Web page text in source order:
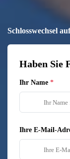
Schlosswechsel
Haben Sie
Ihr Name
Ihre E-Mail-